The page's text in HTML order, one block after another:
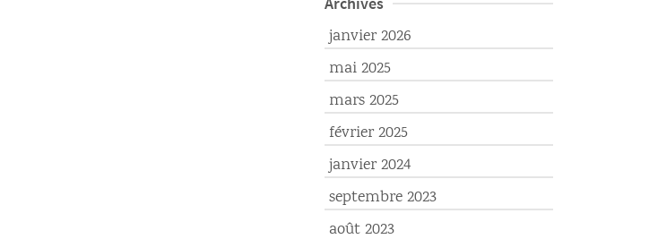
janvier 2026
mai 2025
mars 2025
février 2025
janvier 2024
septembre 2023
août 2023